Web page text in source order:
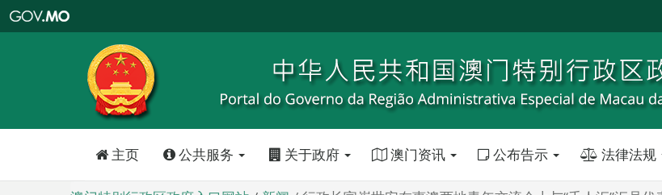
特
政
区
政
口
主页 公共服务 关于政府 澳门资讯 公布告示 法律法规